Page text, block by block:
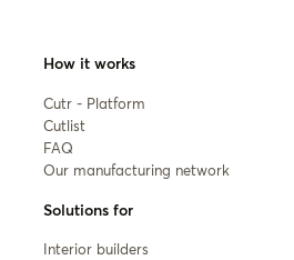
How it works
Cutr - Platform
Cutlist
FAQ
Our manufacturing network
Solutions for
Interior builders